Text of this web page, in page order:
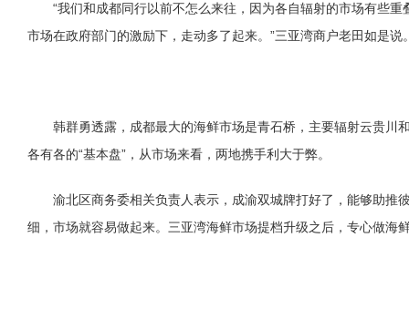
“我们和成都同行以前不怎么来往，因为各自辐射的市场有些
市场在政府部门的激励下，走动多了起来。”三亚湾商户老田如是说
韩群勇透露，成都最大的海鲜市场是青石桥，主要辐射云贵川
各有各的“基本盘”，从市场来看，两地携手利大于弊。
渝北区商务委相关负责人表示，成渝双城牌打好了，能够助推
细，市场就容易做起来。三亚湾海鲜市场提档升级之后，专心做海